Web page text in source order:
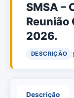
SMSA –
Reunião
2026.
DESCRIÇÃO
Descrição